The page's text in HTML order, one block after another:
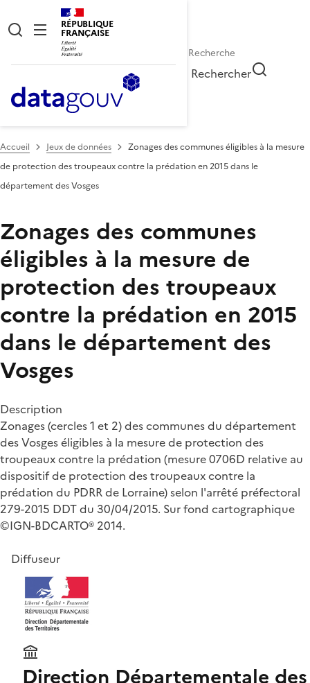
RÉPUBLIQUE
FRANÇAISE
Rechercher
Accueil Jeux de données
Zonages des communes éligibles à la mesure
de protection des troupeaux contre la prédation en 2015 dans le
département des Vosges
Zonages des communes
éligibles à la mesure de
protection des troupeaux
contre la prédation en 2015
dans le département des
Vosges
Description
Zonages (cercles 1 et 2) des communes du département
des Vosges éligibles à la mesure de protection des
troupeaux contre la prédation (mesure 0706D relative au
dispositif de protection des troupeaux contre la
prédation du PDRR de Lorraine) selon l'arrêté préfectoral
279-2015 DDT du 30/04/2015. Sur fond cartographique
©IGN-BDCARTO® 2014.
Diffuseur
Direction Départementale des